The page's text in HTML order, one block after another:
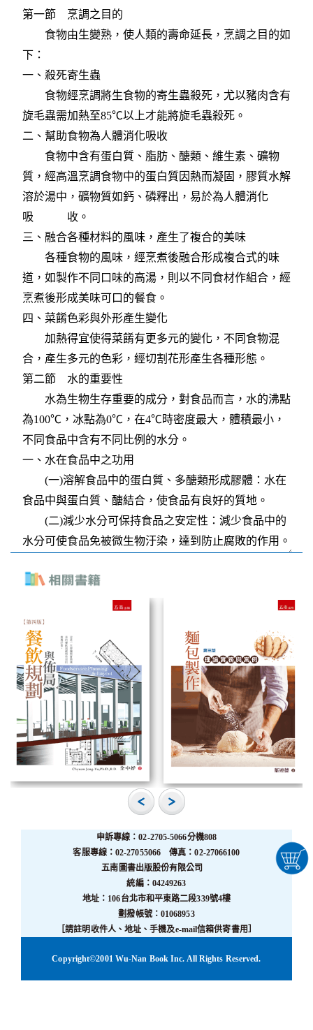
申訴專線：02-2705-5066分機808
客服專線：02-27055066 傳真：02-27066100
五南圖書出版股份有限公司
統編：04249263
地址：106台北市和平東路二段339號4樓
劃撥帳號：01068953
［請註明收件人、地址、手機及e-mail信箱供寄書用］
Copyright©2001 Wu-Nan Book Inc. All Rights Reserved.